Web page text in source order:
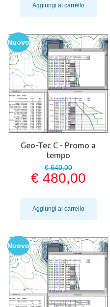
Aggiungi al carrello
Nuovo
Geo-Tec C - Promo a
tempo
€ 640,00
€ 480,00
Aggiungi al carrello
Nuovo